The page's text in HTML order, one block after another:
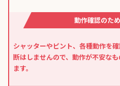
動作確認のた
シャッターやピント、各種動作を
断はしませんので、動作が不安な
ます。